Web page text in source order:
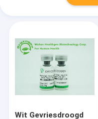
Wit Gevriesdroogd